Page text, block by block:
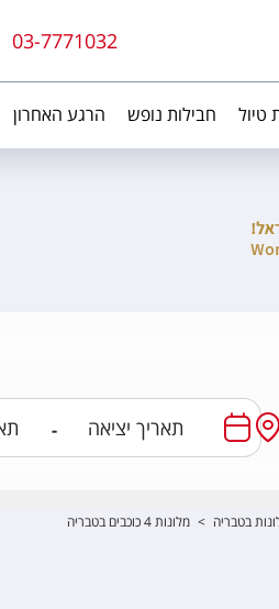
03-7771032
טיול חבילות נופש הרגע האחרון
-
בטבריה > מלונות 4 כוכבים בטבריה